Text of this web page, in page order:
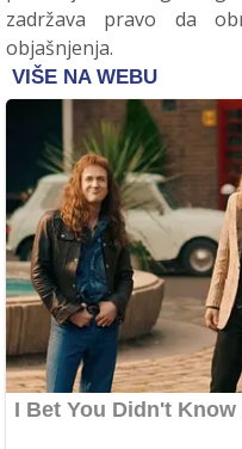
zadržava pravo da
objašnjenja.